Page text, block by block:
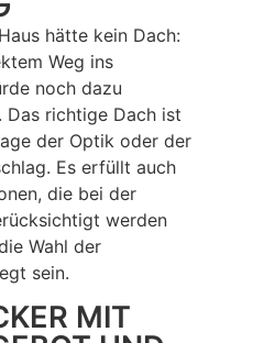
hätte kein Dach:
Weg ins
noch dazu
Das richtige Dach ist
der Optik oder der
Es erfüllt auch
die bei der
werden
Wahl der
sein.
MIT